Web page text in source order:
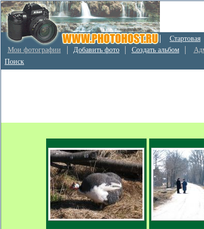
Стартовая
Мои фотографии
Добавить фото Создать альбом
Поиск